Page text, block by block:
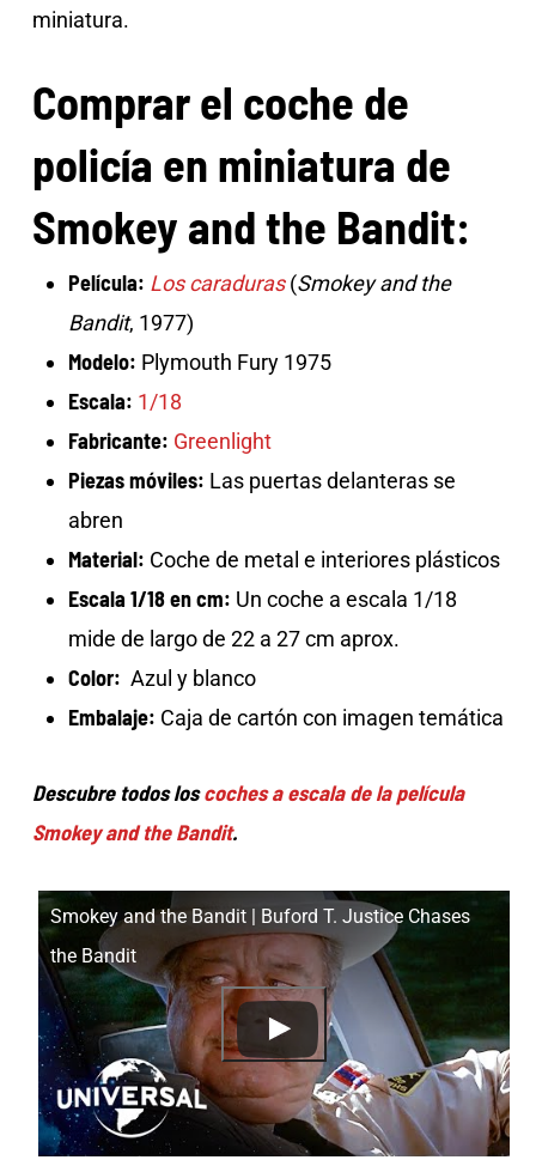
miniatura.
Comprar el coche de
policía en miniatura de
Smokey and the Bandit:
Película: Los caraduras(Smokey and the
Bandit, 1977)
Modelo: Plymouth Fury 1975
Escala: 1/18
Fabricante: Greenlight
Piezas móviles: Las puertas delanteras se
abren
Material: Coche de metal e interiores plásticos
Escala 1/18 en cm: Un coche a escala 1/18
mide de largo de 22 a 27 cm aprox.
Color: Azul y blanco
Embalaje: Caja de cartón con imagen temática
Descubre todos loscoches a escala de la película
Smokey and the Bandit.
Smokey and the Bandit | Buford T. Justice Chases
the Bandit